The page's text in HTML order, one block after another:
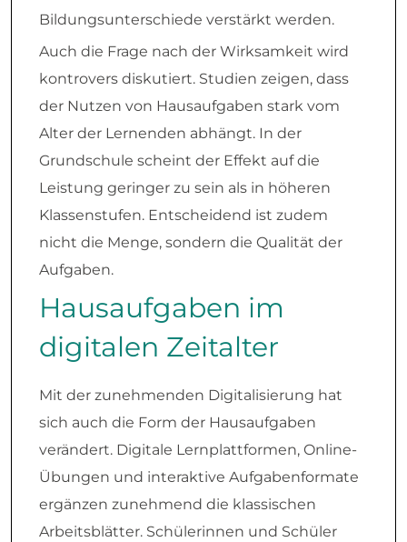
Bildungsunterschiede verstärkt werden.
Auch die Frage nach der Wirksamkeit wird
kontrovers diskutiert. Studien zeigen, dass
der Nutzen von Hausaufgaben stark vom
Alter der Lernenden abhängt. In der
Grundschule scheint der Effekt auf die
Leistung geringer zu sein als in höheren
Klassenstufen. Entscheidend ist zudem
nicht die Menge, sondern die Qualität der
Aufgaben.
Hausaufgaben im
digitalen Zeitalter
Mit der zunehmenden Digitalisierung hat
sich auch die Form der Hausaufgaben
verändert. Digitale Lernplattformen, Online-
Übungen und interaktive Aufgabenformate
ergänzen zunehmend die klassischen
Arbeitsblätter. Schülerinnen und Schüler